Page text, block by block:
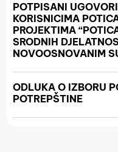
POTPISANI
KORISNICIMA
PROJEKTIMA
SRODNIH
NOVOOSNOVANIM
ODLUKA O IZBORU
POTREPŠTINE